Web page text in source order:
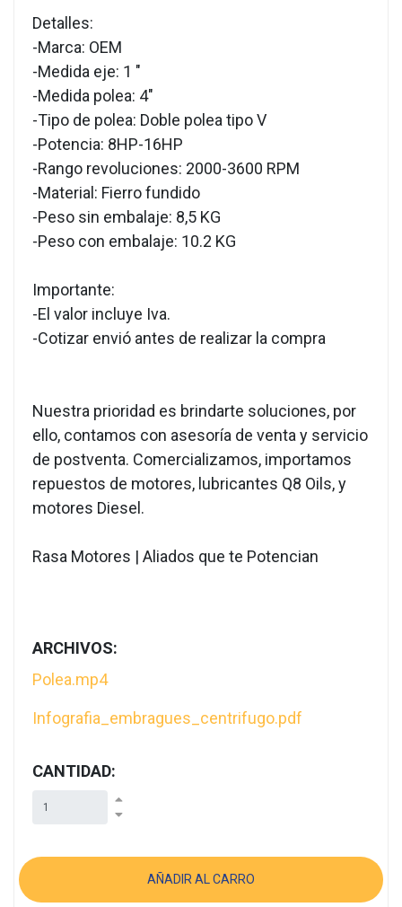
Detalles:
-Marca: OEM
-Medida eje: 1 "
-Medida polea: 4"
-Tipo de polea: Doble polea tipo V
-Potencia: 8HP-16HP
-Rango revoluciones: 2000-3600 RPM
-Material: Fierro fundido
-Peso sin embalaje: 8,5 KG
-Peso con embalaje: 10.2 KG
Importante:
-El valor incluye Iva.
-Cotizar envió antes de realizar la compra
Nuestra prioridad es brindarte soluciones, por
ello, contamos con asesoría de venta y servicio
de postventa. Comercializamos, importamos
repuestos de motores, lubricantes Q8 Oils, y
motores Diesel.
Rasa Motores | Aliados que te Potencian
ARCHIVOS:
Polea.mp4
Infografia_embragues_centrifugo.pdf
CANTIDAD: